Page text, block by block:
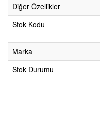
Diğer Özellikler
Stok Kodu
Marka
Stok Durumu